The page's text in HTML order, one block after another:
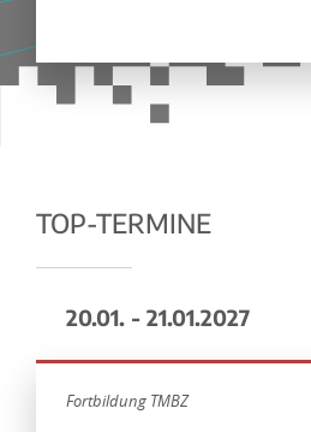
TOP-TERMINE
20.01. - 21.01.2027
Fortbildung TMBZ